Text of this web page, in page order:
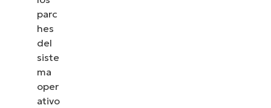
parc
hes
del
siste
ma
oper
ativo